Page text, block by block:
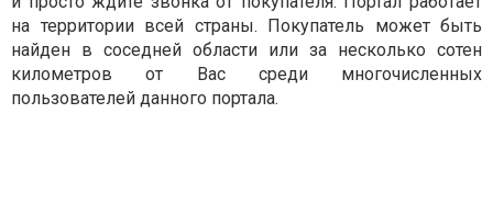
на территории всей страны. Покупатель может быть
найден в соседней области или за несколько сотен
километров от Вас среди многочисленных
пользователей данного портала.